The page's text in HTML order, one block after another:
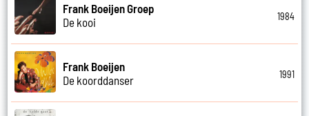
Frank Boeijen Groep
De kooi
1984
Frank Boeijen
De koorddanser
1991